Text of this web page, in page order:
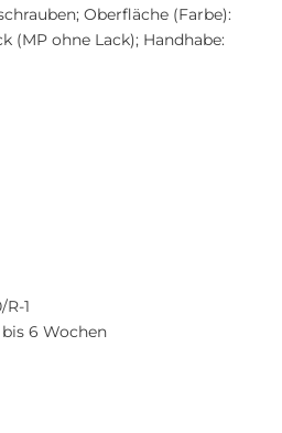
Oberfläche (Farbe):
(MP ohne Lack); Handhabe:
R-1
bis 6 Wochen